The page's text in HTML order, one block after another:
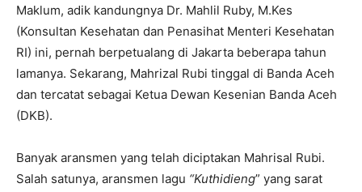
Maklum, adik kandungnya Dr. Mahlil Ruby, M.Kes
(Konsultan Kesehatan dan Penasihat Menteri Kesehatan
RI) ini, pernah berpetualang di Jakarta beberapa tahun
lamanya. Sekarang, Mahrizal Rubi tinggal di Banda Aceh
dan tercatat sebagai Ketua Dewan Kesenian Banda Aceh
(DKB).
Banyak aransmen yang telah diciptakan Mahrisal Rubi.
Salah satunya, aransmen lagu “Kuthidieng” yang sarat